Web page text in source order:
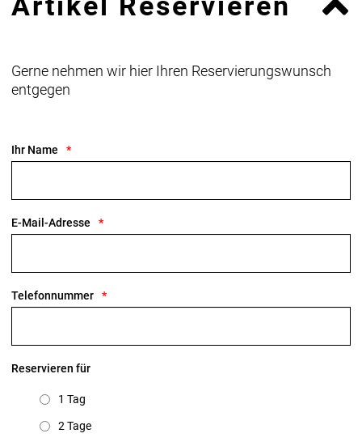
Gerne nehmen wir hier Ihren Reservierungswunsch
entgegen
Ihr Name
E-Mail-Adresse
Telefonnummer
Reservieren für
1 Tag
2 Tage